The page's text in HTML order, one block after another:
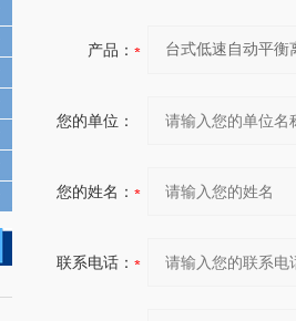
产品：
您的单位：
您的姓名：
联系电话：